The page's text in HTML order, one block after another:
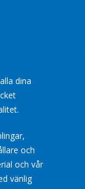
dina
och
och vår
vänlig